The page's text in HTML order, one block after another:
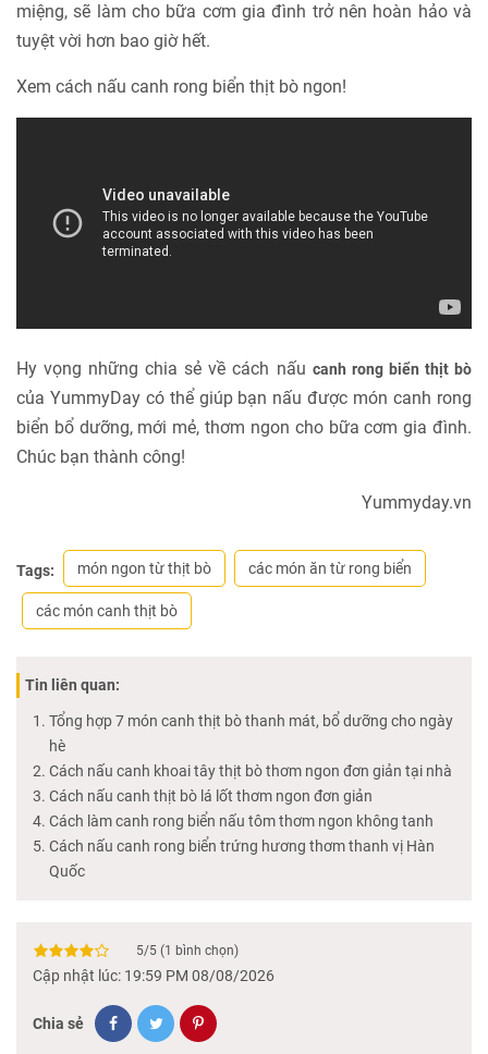
miệng, sẽ làm cho bữa cơm gia đình trở nên hoàn hảo và
tuyệt vời hơn bao giờ hết.
Xem cách nấu canh rong biển thịt bò ngon!
Hy vọng những chia sẻ về cách nấu canh rong biển thịt bò
của YummyDay có thể giúp bạn nấu được món canh rong
biển bổ dưỡng, mới mẻ, thơm ngon cho bữa cơm gia đình.
Chúc bạn thành công!
Yummyday.vn
Tags: món ngon từ thịt bò các món ăn từ rong biển
các món canh thịt bò
Tin liên quan:
Tổng hợp 7 món canh thịt bò thanh mát, bổ dưỡng cho ngày
hè
Cách nấu canh khoai tây thịt bò thơm ngon đơn giản tại nhà
Cách nấu canh thịt bò lá lốt thơm ngon đơn giản
Cách làm canh rong biển nấu tôm thơm ngon không tanh
Cách nấu canh rong biển trứng hương thơm thanh vị Hàn
Quốc
5/5 (1 bình chọn)
Cập nhật lúc: 19:59 PM 08/08/2026
Chia sẻ